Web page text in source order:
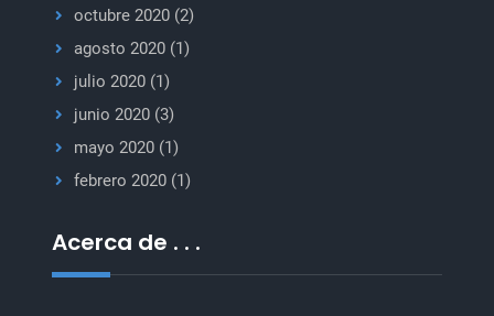
octubre 2020(2)
agosto 2020(1)
julio 2020(1)
junio 2020(3)
mayo 2020(1)
febrero 2020(1)
Acerca de . . .